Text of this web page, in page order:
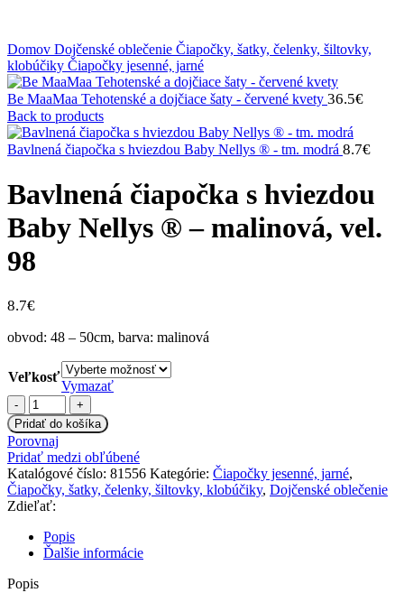
Domov Dojčenské oblečenie Čiapočky, šatky, čelenky, šiltovky,
klobúčiky Čiapočky jesenné, jarné
Be MaaMaa Tehotenské a dojčiace šaty - červené kvety 36.5€
Back to products
Bavlnená čiapočka s hviezdou Baby Nellys ® - tm. modrá 8.7€
Bavlnená čiapočka s hviezdou
Baby Nellys ® – malinová, vel.
98
8.7€
obvod: 48 – 50cm, barva: malinová
Veľkosť
Vymazať
množstvo
Bavlnená
čiapočka
s
hviezdou
Baby
Nellys
®
-
malinová,
vel.
98
Pridať do košíka
Porovnaj
Pridať medzi obľúbené
Katalógové číslo: 81556 Kategórie: Čiapočky jesenné, jarné,
Čiapočky, šatky, čelenky, šiltovky, klobúčiky, Dojčenské oblečenie
Zdieľať:
Popis
Ďalšie informácie
Popis